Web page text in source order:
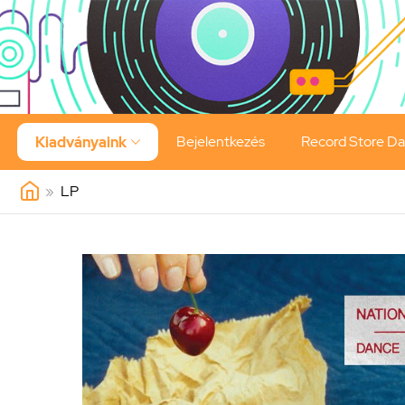
Kiadványaink  Bejelentkezés Record Store
» LP